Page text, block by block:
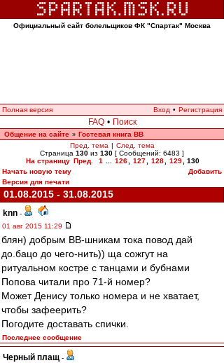
Официальный сайт болельщиков ФК "Спартак" Москва
Полная версия Вход • Регистрация
FAQ • Поиск
Общение на сайте » Гостевая книга ВВ
Пред. тема | След. тема
Страница 130 из 130 [ Сообщений: 6483 ]
На страницу Пред. 1 126 127 128 129
130
Начать новую тему
Добавить
Версия для печати
01.08.2015 - 31.08.2015
knn -
01 авг 2015 11:29
блян) добрым ВВ-шникам тока повод дай
до.бацо до чего-нить)) ща сожгут на
ритуальном костре с танцами и бубнами
Попова читали про 71-й номер?
Может Денису только номера и не хватает,
чтобы зафеерить?
Погодите доставать спички.
Последнее сообщение
Черный плащ -